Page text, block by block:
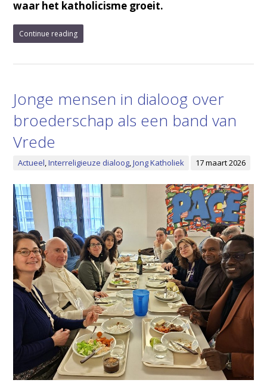
waar het katholicisme groeit.
Continue reading
Jonge mensen in dialoog over
broederschap als een band van
Vrede
Actueel,Interreligieuze dialoog,Jong Katholiek 17 maart 2026